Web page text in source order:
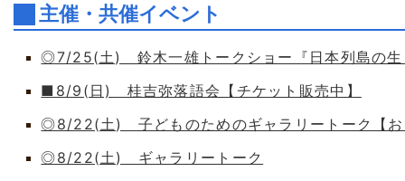
主催・共催イベント
◎7/25(土) 鈴木一雄トークショー『日本列島の生
■8/9(日) 桂吉弥落語会【チケット販売中】
◎8/22(土) 子どものためのギャラリートーク【お
◎8/22(土) ギャラリートーク